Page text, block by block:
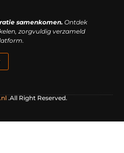
samenkomen.Ontdek
zorgvuldig verzameld
.All Right Reserved.